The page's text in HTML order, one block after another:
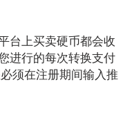
台上买卖硬币都会收
进行的每次转换支付
须在注册期间输入推